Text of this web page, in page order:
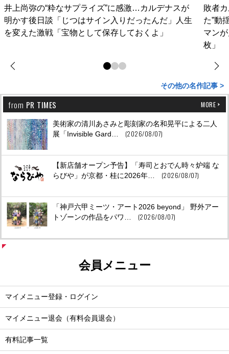
井上尚弥の“粋なサプライズ”に感激…カルデナスが
明かす後日談「じつはサイン入りだったんだ」人生
を変えた激戦「宝物として保存しておくよ」
敗者
た”動
マン
枚」
その他の名作記事 >
from PR TIMES MORE
美術家の清川あさみと彫刻家の名和晃平による二人
展「Invisible Gard…
(2026/08/07)
【新店舗オープン予告】「寿司とおでん時々炉端 な
らびや」が京都・桂に2026年…
(2026/08/07)
「神戸六甲ミーツ・アート2026 beyond」 野外アー
トゾーンの作品をパワ…
(2026/08/07)
会員メニュー
マイメニュー登録・ログイン
マイメニュー退会（有料会員退会）
有料記事一覧